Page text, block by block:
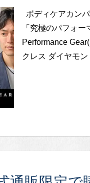
ボディケアカン
「究極のパフォ
Performance
クレス ダイヤモ